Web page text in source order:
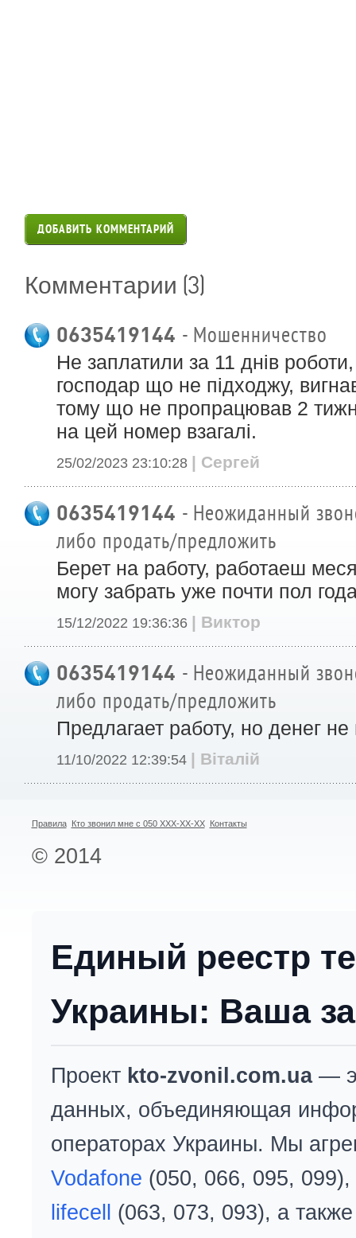
ДОБАВИТЬ КОММЕНТАРИЙ
Комментарии (3)
0635419144 - Мошенничество
Не заплатили за 11 днів роботи,
господар що не підходжу,
тому що не пропрацював 2
на цей номер взагалі.
25/02/2023 23:10:28 | Сергей
0635419144 - Неожиданный
либо продать/предложить
Берет на работу, работаеш
могу забрать уже почти пол
15/12/2022 19:36:36 | Виктор
0635419144 - Неожиданный
либо продать/предложить
Предлагает работу, но денег не
11/10/2022 12:39:54 | Віталій
Правила Кто звонил мне с 050 XXX-XX-XX Контакты
© 2014
Единый реестр
Украины: Ваша
Проект kto-zvonil.com.ua—
данных, объединяющая
операторах Украины. Мы
Vodafone (050, 066, 095, 099),
lifecell
(063, 073, 093), а